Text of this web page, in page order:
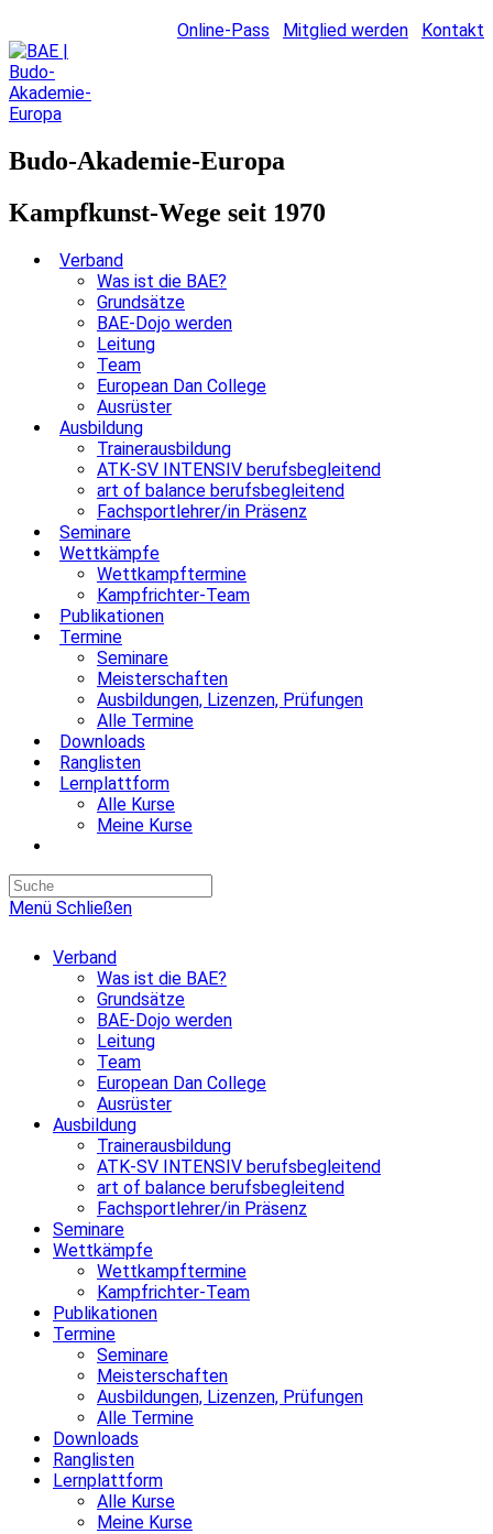
Online-Pass Mitglied werden Kontakt
Budo-Akademie-Europa
Kampfkunst-Wege seit 1970
Verband
Was ist die BAE?
Grundsätze
BAE-Dojo werden
Leitung
Team
European Dan College
Ausrüster
Ausbildung
Trainerausbildung
ATK-SV INTENSIV berufsbegleitend
art of balance berufsbegleitend
Fachsportlehrer/in Präsenz
Seminare
Wettkämpfe
Wettkampftermine
Kampfrichter-Team
Publikationen
Termine
Seminare
Meisterschaften
Ausbildungen, Lizenzen, Prüfungen
Alle Termine
Downloads
Ranglisten
Lernplattform
Alle Kurse
Meine Kurse
Menü Schließen
Verband
Was ist die BAE?
Grundsätze
BAE-Dojo werden
Leitung
Team
European Dan College
Ausrüster
Ausbildung
Trainerausbildung
ATK-SV INTENSIV berufsbegleitend
art of balance berufsbegleitend
Fachsportlehrer/in Präsenz
Seminare
Wettkämpfe
Wettkampftermine
Kampfrichter-Team
Publikationen
Termine
Seminare
Meisterschaften
Ausbildungen, Lizenzen, Prüfungen
Alle Termine
Downloads
Ranglisten
Lernplattform
Alle Kurse
Meine Kurse